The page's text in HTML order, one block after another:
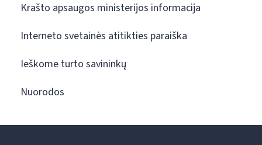
Krašto apsaugos ministerijos informacija
Interneto svetainės atitikties paraiška
Ieškome turto savininkų
Nuorodos